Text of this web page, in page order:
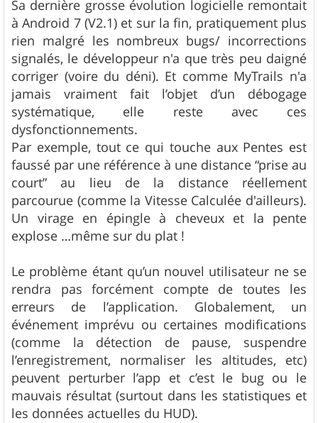
Sa dernière grosse évolution logicielle remontait
à Android 7 (V2.1) et sur la fin, pratiquement plus
rien malgré les nombreux bugs/ incorrections
signalés, le développeur n'a que très peu daigné
corriger (voire du déni). Et comme MyTrails n'a
jamais vraiment fait l’objet d’un débogage
systématique, elle reste avec ces
dysfonctionnements.
Par exemple, tout ce qui touche aux Pentes est
faussé par une référence à une distance “prise au
court” au lieu de la distance réellement
parcourue (comme la Vitesse Calculée d'ailleurs).
Un virage en épingle à cheveux et la pente
explose …même sur du plat !
Le problème étant qu’un nouvel utilisateur ne se
rendra pas forcément compte de toutes les
erreurs de l’application. Globalement, un
événement imprévu ou certaines modifications
(comme la détection de pause, suspendre
l’enregistrement, normaliser les altitudes, etc)
peuvent perturber l’app et c’est le bug ou le
mauvais résultat (surtout dans les statistiques et
les données actuelles du HUD).